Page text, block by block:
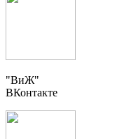
"ВиЖ"
ВКонтакте